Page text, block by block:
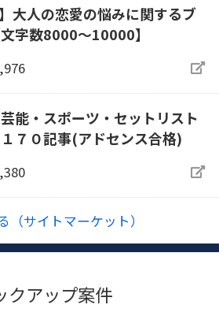
大人の恋愛の悩みに関するブ
字数8000〜10000】
芸能・スポーツ・セットリスト
７０記事(アドセンス合格)
（サイトマーケット）
クアップ案件